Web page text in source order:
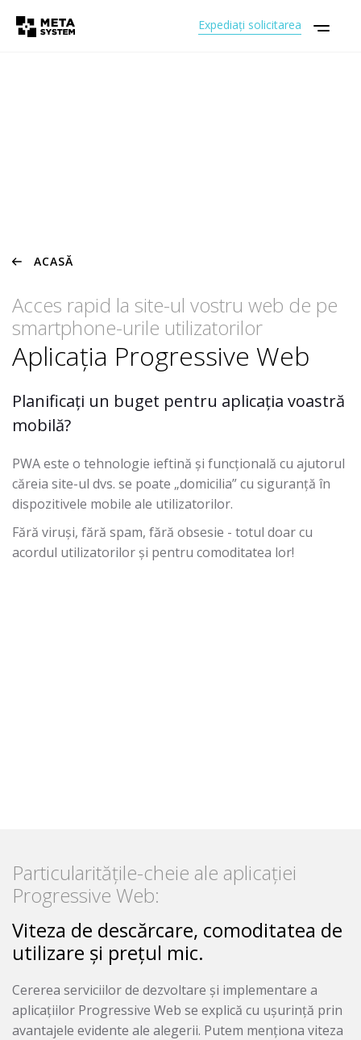
Expediați solicitarea
ACASĂ
Acces rapid la site-ul vostru web de pe
smartphone-urile utilizatorilor
Aplicația Progressive Web
Planificați un buget pentru aplicația voastră
mobilă?
PWA este o tehnologie ieftină și funcțională cu ajutorul
căreia site-ul dvs. se poate „domicilia” cu siguranță în
dispozitivele mobile ale utilizatorilor.
Fără viruși, fără spam, fără obsesie - totul doar cu
acordul utilizatorilor și pentru comoditatea lor!
Particularitățile-cheie ale aplicației
Progressive Web:
Viteza de descărcare, comoditatea de
utilizare și prețul mic.
Cererea serviciilor de dezvoltare și implementare a
aplicațiilor Progressive Web se explică cu ușurință prin
avantajele evidente ale alegerii. Putem menționa viteza